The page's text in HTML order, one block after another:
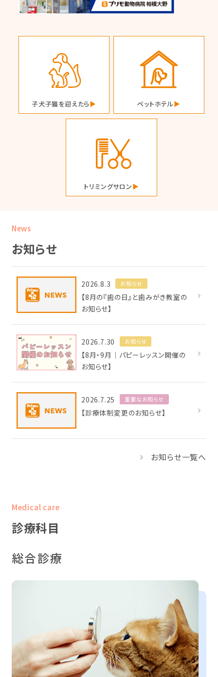
子犬子猫を迎えたら ペットホテル
トリミングサロン
News
お知らせ
2026.8.3 お知らせ
【8月の『歯の日』と歯みがき教室の
お知らせ】
2026.7.30 お知らせ
【8月・9月｜パピーレッスン開催の
お知らせ】
2026.7.25 重要なお知らせ
【診療体制変更のお知らせ】
お知らせ一覧へ
Medical care
診療科目
総合診療